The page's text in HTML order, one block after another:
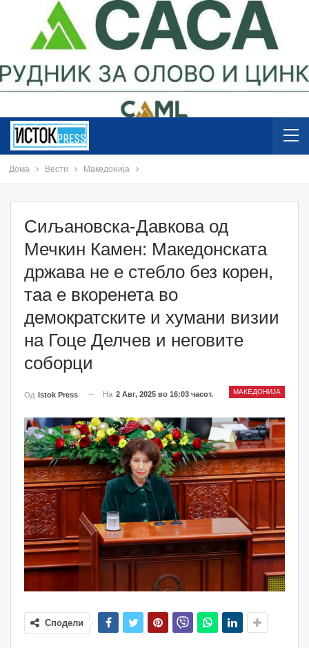
Дома Вести Македонија
Сиљановска-Давкова од
Мечкин Камен: Македонската
држава не е стебло без корен,
таа е вкоренета во
демократските и хумани визии
на Гоце Делчев и неговите
соборци
МАКЕДОНИЈА
Од Istok Press На 2 Авг, 2025 во 16:03 часот.
Сподели